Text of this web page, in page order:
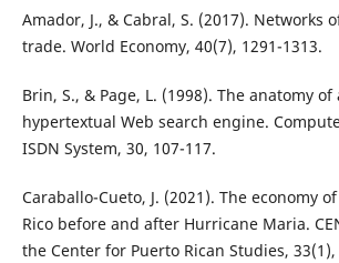
Amador, J., & Cabral, S. (2017). Networks
trade. World Economy, 40(7), 1291-1313.
Brin, S., & Page, L. (1998). The anatomy
hypertextual Web search engine.
ISDN System, 30, 107-117.
Caraballo-Cueto, J. (2021). The economy
Rico before and after Hurricane Maria.
the Center for Puerto Rican Studies, 33(1),